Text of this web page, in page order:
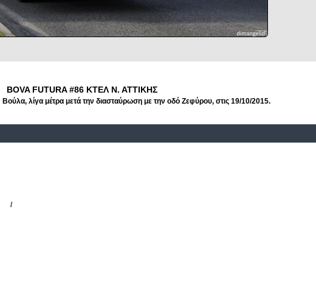
BOVA FUTURA #86 ΚΤΕΛ Ν. ΑΤΤΙΚΗΣ
λίγα μέτρα μετά την διασταύρωση με την οδό Ζεφύρου, στις 19/10/2015.
/